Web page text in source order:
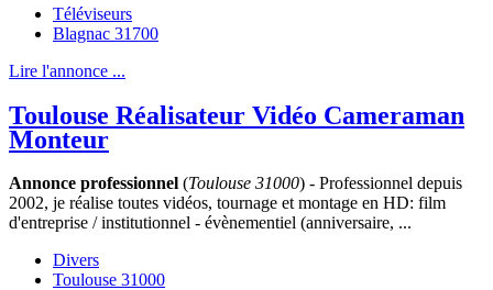
Téléviseurs
Blagnac 31700
Lire l'annonce ...
Toulouse Réalisateur Vidéo Cameraman
Monteur
Annonce professionnel (Toulouse 31000) - Professionnel depuis
2002, je réalise toutes vidéos, tournage et montage en HD: film
d'entreprise / institutionnel - évènementiel (anniversaire, ...
Divers
Toulouse 31000